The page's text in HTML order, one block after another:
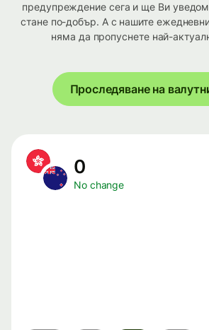
предупреждение сега и ще Ви
стане по-добър. А с нашите
няма да пропуснете най-
Проследяване на
0
No change